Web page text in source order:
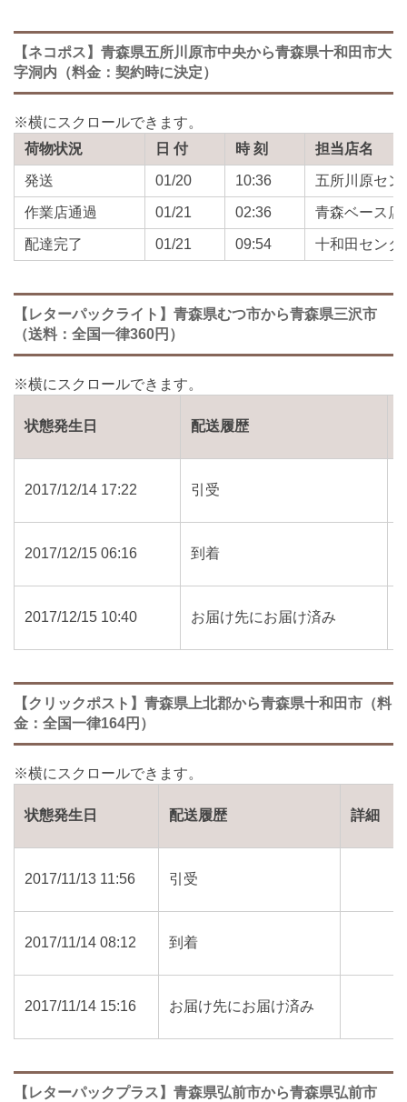
【ネコポス】青森県五所川原市中央から青森県十和田市大
字洞内（料金：契約時に決定）
荷物状況 日 付 時 刻 担当店名
発送 01/20 10:36 五所川原セン
作業店通過 01/21 02:36 青森ベース店
配達完了 01/21 09:54 十和田センタ
【レターパックライト】青森県むつ市から青森県三沢市
（送料：全国一律360円）
状態発生日 配送履歴
2017/12/14 17:22 引受
2017/12/15 06:16 到着
2017/12/15 10:40 お届け先にお届け済み
【クリックポスト】青森県上北郡から青森県十和田市（料
金：全国一律164円）
状態発生日 配送履歴 詳細
2017/11/13 11:56 引受
2017/11/14 08:12 到着
2017/11/14 15:16 お届け先にお届け済み
【レターパックプラス】青森県弘前市から青森県弘前市